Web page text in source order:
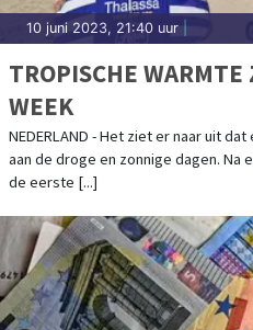
10 juni 2023, 21:40 uur
TROPISCHE
WEEK
NEDERLAND - Het ziet er naar uit
aan de droge en zonnige dagen. Na
de eerste [...]